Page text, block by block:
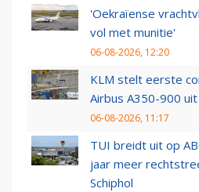
'Oekraïense
vol met munitie'
06-08-2026, 12:20
KLM stelt eerste
Airbus A350-900 uit
06-08-2026, 11:17
TUI breidt uit op
jaar meer
Schiphol